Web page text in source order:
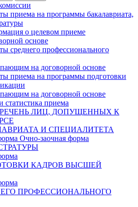
приема на программы бакалавриата,
о целевом приеме
основе
среднего профессионального
на договорной основе
приема на программы подготовки
на договорной основе
приема
ЛИЦ, ДОПУЩЕННЫХ К
И СПЕЦИАЛИТЕТА
Очно-заочная форма
КАДРОВ ВЫСШЕЙ
ПРОФЕССИОНАЛЬНОГО